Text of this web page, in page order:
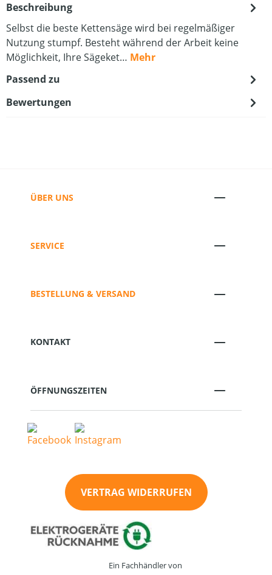
Beschreibung
Selbst die beste Kettensäge wird bei regelmäßiger
Nutzung stumpf. Besteht während der Arbeit keine
Möglichkeit, Ihre Sägeket… Mehr
Passend zu
Bewertungen
ÜBER UNS
SERVICE
BESTELLUNG & VERSAND
KONTAKT
ÖFFNUNGSZEITEN
VERTRAG WIDERRUFEN
Ein Fachhändler von